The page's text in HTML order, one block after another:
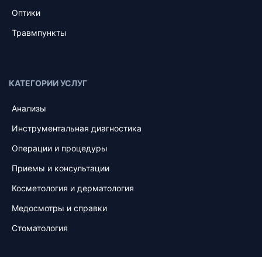
Оптики
Травмпункты
КАТЕГОРИИ УСЛУГ
Анализы
Инструментальная диагностика
Операции и процедуры
Приемы и консультации
Косметология и дерматология
Медосмотры и справки
Стоматология